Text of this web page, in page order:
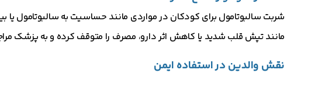
شربت سالبوتامول برای کودکان در مواردی مانند حساسیت به سالبوتامول
مانند تپش قلب شدید یا کاهش اثر دارو، مصرف را متوقف کرده و به پزشک
نقش والدین در استفاده ایمن